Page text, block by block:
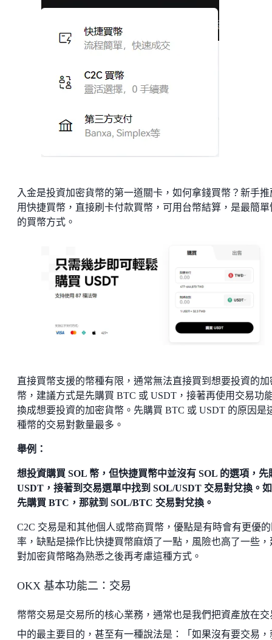
入金是投資加密貨幣的第一道關卡，如何拿錢買幣？新手推
用快捷買幣，直接刷卡付款買幣，可用台幣結算，是最簡單
的買幣方式。
直接買幣支援的幣種有限，通常無法直接買到想要投資的加
幣，建議方式是先購買 BTC 或 USDT，接著再使用交易功
換成想要投資的加密貨幣。先購買 BTC 或 USDT 的原因是
種幣的交易對數量最多。
舉例：
想投資購買 SOL 幣，但快捷買幣中並沒有 SOL 的選項，先
USDT，接著到交易選單中找到 SOL/USDT 交易對兌換。
先購買 BTC，那就到 SOL/BTC 交易對兌換。
C2C 交易是和其他個人或幣商買幣，優點是有時會有更優
率，缺點是操作比快捷買幣麻煩了一點，風險也高了一些，
對加密貨幣略為熟悉之後再考慮這種方式。
OKX 基本功能二：交易
幣幣交易是交易所的核心業務，通常也是我們把資產放在交
中的最主要目的，甚至有一種說法是：「如果沒有要交易，